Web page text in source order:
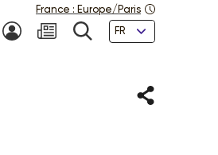
MON COMPTE
NEWSLETTER
RECHERCHE
Langues
France : Europe/Paris
Partager